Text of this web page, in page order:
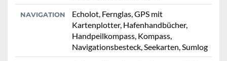
NAVIGATION
Echolot, Fernglas, GPS mit
Kartenplotter, Hafenhandbücher,
Handpeilkompass, Kompass,
Navigationsbesteck, Seekarten, Sumlog